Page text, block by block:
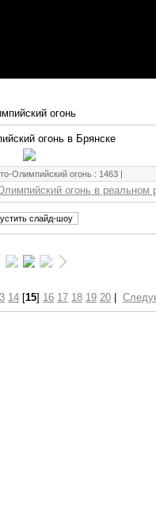
огонь
огонь в Брянске
Олимпийский огонь : 1463 |
огонь в реальном
14 [15] 16 17 18 19 20